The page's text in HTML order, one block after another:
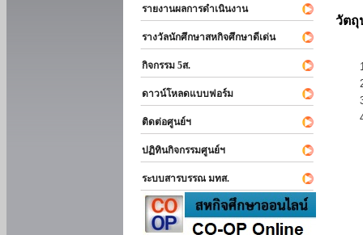
รายงานผลการดำเนินงาน
รางวัลนักศึกษาสหกิจศึกษาดีเด่น
กิจกรรม 5ส.
ดาวน์โหลดแบบฟอร์ม
ติดต่อศูนย์ฯ
ปฏิทินกิจกรรมศูนย์ฯ
ระบบสารบรรณ มทส.
วัตถุ